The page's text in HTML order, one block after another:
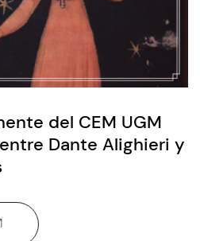
del CEM UGM
Dante Alighieri y